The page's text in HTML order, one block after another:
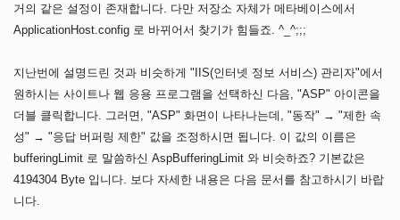
거의 같은 설정이 존재합니다. 다만 저장소 자체가 메타베이스에서
ApplicationHost.config 로 바뀌어서 찾기가 힘들죠. ^_^;;;
지난번에 설명드린 것과 비슷하게 "IIS(인터넷 정보 서비스) 관리자"에서
원하시는 사이트나 웹 응용 프로그램을 선택하신 다음, "ASP" 아이콘을
더블 클릭합니다. 그러면, "ASP" 화면이 나타나는데, "동작" → "제한 속
성" → "응답 버퍼링 제한" 값을 조정하시면 됩니다. 이 값의 이름은
bufferingLimit 로 말씀하신 AspBufferingLimit 와 비슷하죠? 기본값은
4194304 Byte 입니다. 보다 자세한 내용은 다음 문서를 참고하시기 바랍
니다.